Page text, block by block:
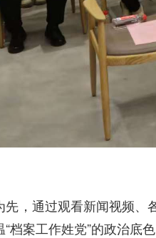
先，通过观看新闻视频、
档案工作姓党”的政治底